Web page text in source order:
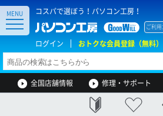
コスパで選ぼう！パソコン工房！
ご利
ログイン おトクな会員登録（無料）
MENU
全国店舗情報 修理・サポート